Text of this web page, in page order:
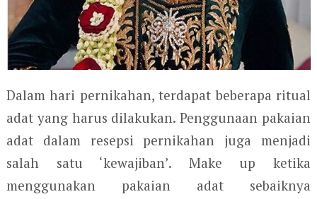
Dalam hari pernikahan, terdapat beberapa ritual
adat yang harus dilakukan. Penggunaan pakaian
adat dalam resepsi pernikahan juga menjadi
salah satu ‘kewajiban’. Make up ketika
menggunakan pakaian adat sebaiknya